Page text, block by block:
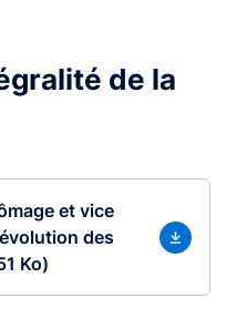
de la
et vice
des
Ko)